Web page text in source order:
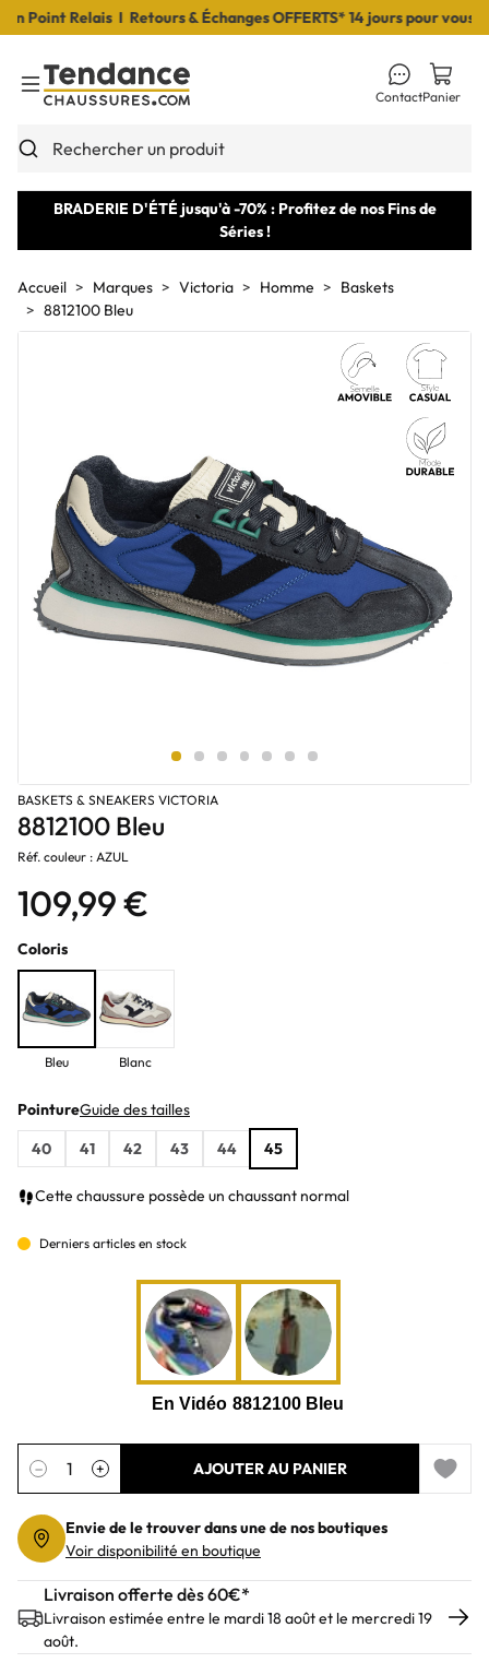
Point Relais I Retours & Échanges OFFERTS* 14 jours pour vous
Toggle Menu
Rechercher un produit
ContactPanier
BRADERIE D'ÉTÉ jusqu'à -70% : Profitez de nos Fins de
Séries !
Accueil Marques Victoria Homme
Baskets
8812100 Bleu
BASKETS & SNEAKERS VICTORIA
8812100 Bleu
Réf. couleur : AZUL
109,99 €
Coloris
Bleu Blanc
PointureGuide des tailles
40
41 42 43 44 45
Cette chaussure possède un chaussant normal
Derniers articles en stock
Quantité
− + AJOUTER AU PANIER
Add to
Envie de le trouver dans une de nos boutiques
Voir disponibilité en boutique
Livraison offerte dès 60€*
Livraison estimée entre le mardi 18 août et le mercredi 19
août.